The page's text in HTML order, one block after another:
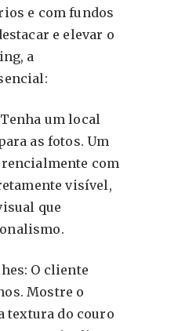
e com fundos
e elevar o
a
um local
as fotos. Um
com
visível,
que
O cliente
Mostre o
textura do couro